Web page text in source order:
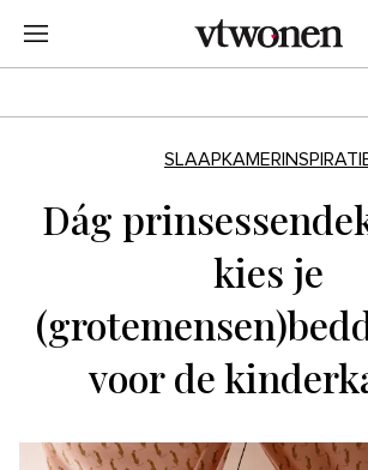
Dág
kies je
voor de